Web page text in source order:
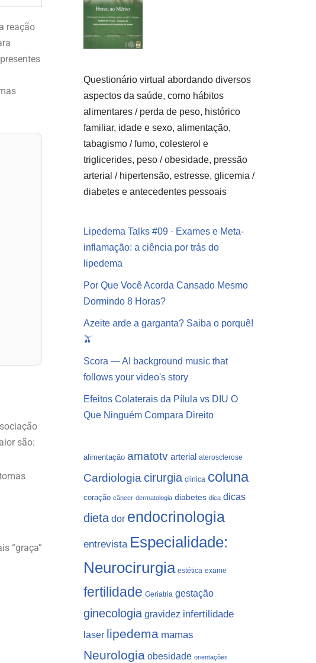
reação
são:
“graça”
Questionário virtual abordando diversos
aspectos da saúde, como hábitos
alimentares / perda de peso, histórico
familiar, idade e sexo, alimentação,
tabagismo / fumo, colesterol e
triglicerides, peso / obesidade, pressão
arterial / hipertensão, estresse, glicemia /
diabetes e antecedentes pessoais
Lipedema Talks #09 · Exames e Meta-
inflamação: a ciência por trás do
lipedema
Por Que Você Acorda Cansado Mesmo
Dormindo 8 Horas?
Azeite arde a garganta? Saiba o porquê!
🫒
Scora — AI background music that
follows your video's story
Efeitos Colaterais da Pílula vs DIU O
Que Ninguém Compara Direito
alimentação amatotv arterial aterosclerose
Cardiologia cirurgia clínica coluna
coração câncer dermatologia diabetes dica dicas
dieta dor endocrinologia
entrevista Especialidade:
Neurocirurgia estética exame
fertilidade Geriatria gestação
ginecologia gravidez infertilidade
laser lipedema mamas
Neurologia obesidade orientações